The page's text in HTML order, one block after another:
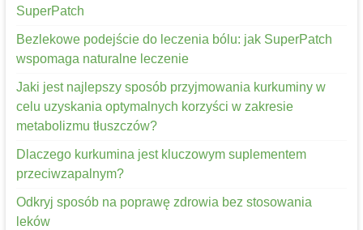
SuperPatch
Bezlekowe podejście do leczenia bólu: jak SuperPatch
wspomaga naturalne leczenie
Jaki jest najlepszy sposób przyjmowania kurkuminy w
celu uzyskania optymalnych korzyści w zakresie
metabolizmu tłuszczów?
Dlaczego kurkumina jest kluczowym suplementem
przeciwzapalnym?
Odkryj sposób na poprawę zdrowia bez stosowania
leków